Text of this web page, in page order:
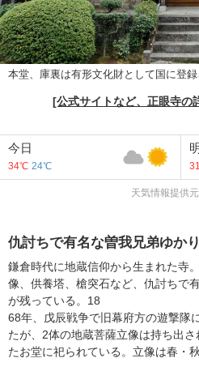
本堂、庫裏は有形文化財として国に登
[公式サイトなど、正眼寺の
今日
34℃ 24℃
天気情報提供
仇討ちで有名な曽我兄弟ゆか
鎌倉時代に地蔵信仰から生まれた寺
像、供養塔、槍突石など、仇討ちで
が残っている。18
68年、戊辰戦争で旧幕府方の遊撃隊
たが、2体の地蔵菩薩立像は持ち出
たお堂に祀られている。立像は春・